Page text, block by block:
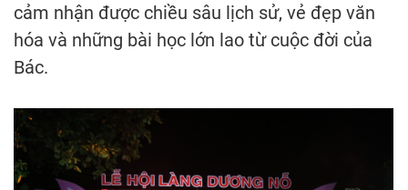
cảm nhận được chiều sâu lịch sử, vẻ đẹp văn
hóa và những bài học lớn lao từ cuộc đời của
Bác.